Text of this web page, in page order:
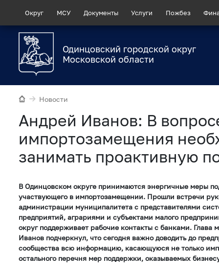
Округ МСУ Документы Услуги Пожбез
Одинцовский городской округ
Московской области
Новости
Андрей Иванов: В
импортозамещения
занимать проактивную
В Одинцовском округе принимаются энергичные меры
участвующего в импортозамещении. Прошли встречи
администрации муниципалитета с представителями
предприятий, аграриями и субъектами малого
округ поддерживает рабочие контакты с банками. Глава
Иванов подчеркнул, что сегодня важно доводить до
сообщества всю информацию, касающуюся не только
остального перечня мер поддержки, оказываемых